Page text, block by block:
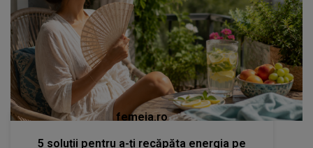
femeia.ro
5 soluții pentru a-ți recăpăta energia pe